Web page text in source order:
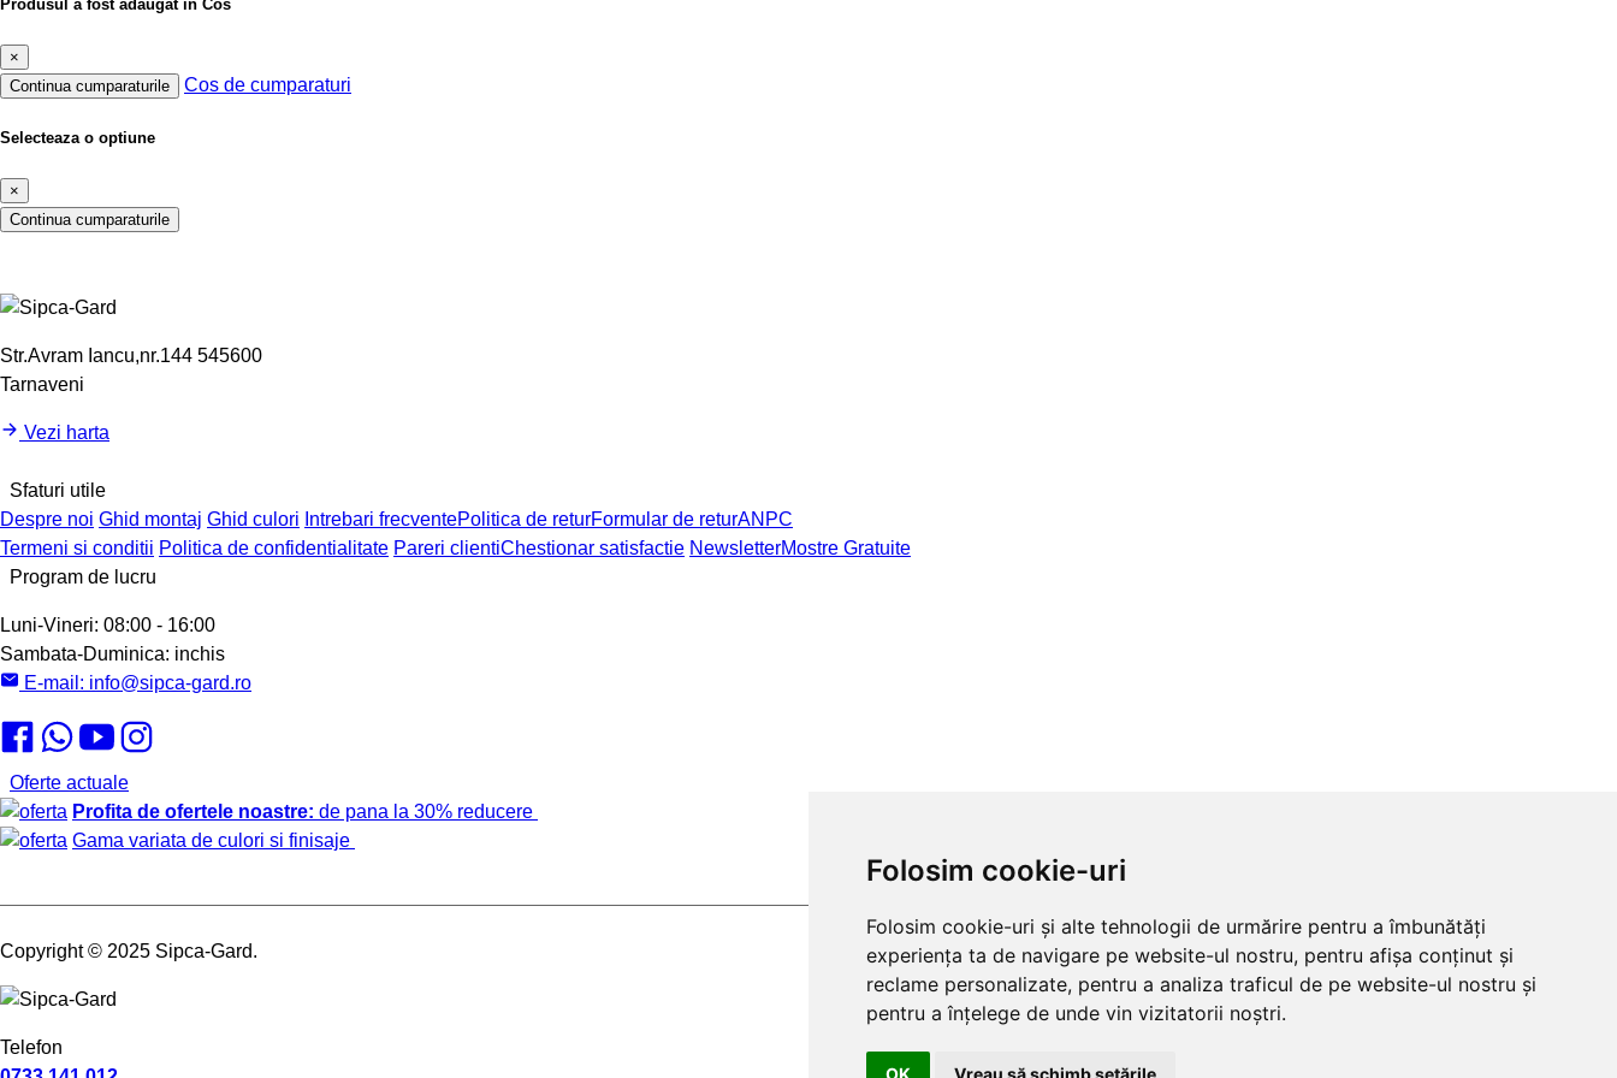
Folosim cookie-uri
Folosim cookie-uri și alte tehnologii de urmărire pentru a îmbunătăți
experiența ta de navigare pe website-ul nostru, pentru afișa conținut și
reclame personalizate, pentru a analiza traficul de pe website-ul nostru și
pentru a înțelege de unde vin vizitatorii noștri.
OK Vreau să schimb setările
Produsul a fost adaugat in Cos
×
Continua cumparaturile
Cos de cumparaturi
Selecteaza o optiune
×
Continua cumparaturile
Str.Avram Iancu,nr.144 545600
Tarnaveni
Vezi harta
Sfaturi utile
Despre noi Ghid montaj Ghid culori Intrebari frecventePolitica de returFormular de returANPC
Termeni si conditii Politica de confidentialitate Pareri clientiChestionar satisfactie NewsletterMostre Gratuite
Program de lucru
Luni-Vineri: 08:00 - 16:00
Sambata-Duminica: inchis
E-mail: info@sipca-gard.ro
Oferte actuale
Profita de ofertele noastre: de pana la 30% reducere
Gama variata de culori si finisaje
Copyright© 2025 Sipca-Gard.
Telefon